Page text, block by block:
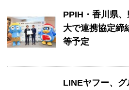
PPIH・香川県
大で連携協定締
等予定
LINEヤフー、